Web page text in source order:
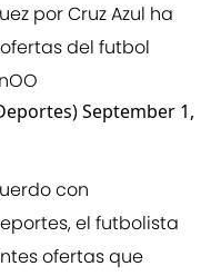
por Cruz Azul ha
del futbol
September 1,
con
el futbolista
ofertas que